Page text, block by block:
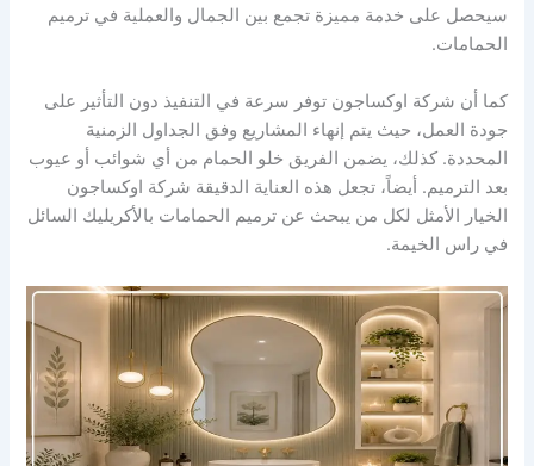
سيحصل على خدمة مميزة تجمع بين الجمال والعملية في ترميم
الحمامات.
كما أن شركة اوكساجون توفر سرعة في التنفيذ دون التأثير على
جودة العمل، حيث يتم إنهاء المشاريع وفق الجداول الزمنية
المحددة. كذلك، يضمن الفريق خلو الحمام من أي شوائب أو عيوب
بعد الترميم. أيضاً، تجعل هذه العناية الدقيقة شركة اوكساجون
الخيار الأمثل لكل من يبحث عن ترميم الحمامات بالأكريليك السائل
في راس الخيمة.